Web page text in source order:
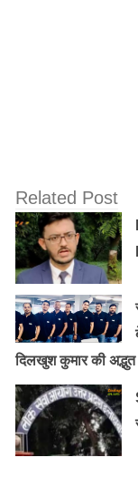
Related Post
दिलखुश कुमार की अद्भुत